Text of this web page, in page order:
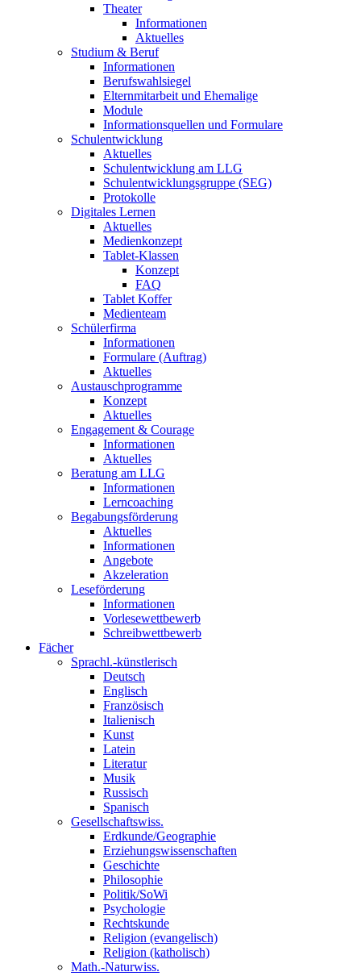
Theater
Informationen
Aktuelles
Studium & Beruf
Informationen
Berufswahlsiegel
Elternmitarbeit und Ehemalige
Module
Informationsquellen und Formulare
Schulentwicklung
Aktuelles
Schulentwicklung am LLG
Schulentwicklungsgruppe (SEG)
Protokolle
Digitales Lernen
Aktuelles
Medienkonzept
Tablet-Klassen
Konzept
FAQ
Tablet Koffer
Medienteam
Schülerfirma
Informationen
Formulare (Auftrag)
Aktuelles
Austauschprogramme
Konzept
Aktuelles
Engagement & Courage
Informationen
Aktuelles
Beratung am LLG
Informationen
Lerncoaching
Begabungsförderung
Aktuelles
Informationen
Angebote
Akzeleration
Leseförderung
Informationen
Vorlesewettbewerb
Schreibwettbewerb
Fächer
Sprachl.-künstlerisch
Deutsch
Englisch
Französisch
Italienisch
Kunst
Latein
Literatur
Musik
Russisch
Spanisch
Gesellschaftswiss.
Erdkunde/Geographie
Erziehungswissenschaften
Geschichte
Philosophie
Politik/SoWi
Psychologie
Rechtskunde
Religion (evangelisch)
Religion (katholisch)
Math.-Naturwiss.